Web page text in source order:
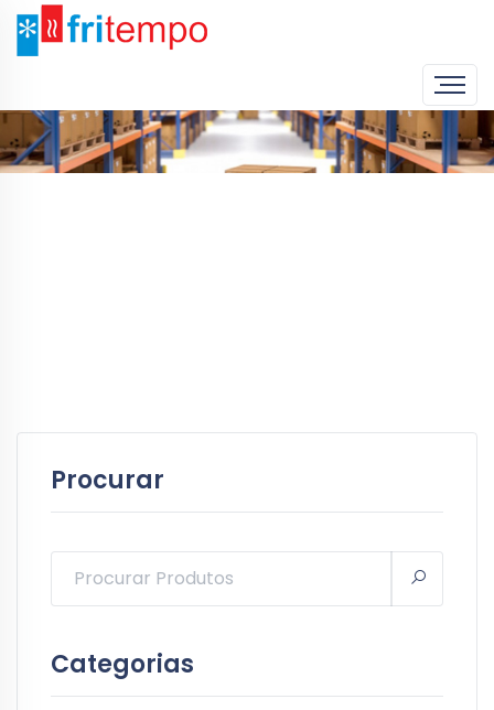
Procurar
Categorias